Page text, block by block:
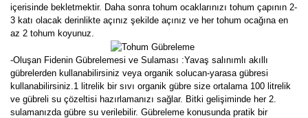
içerisinde bekletmektir. Daha sonra tohum ocaklarınızı tohum çapının 2-
3 katı olacak derinlikte açınız şekilde açınız ve her tohum ocağına en
az 2 tohum koyunuz.
-Oluşan Fidenin Gübrelemesi ve Sulaması :Yavaş salınımlı akıllı
gübrelerden kullanabilirsiniz veya organik solucan-yarasa gübresi
kullanabilirsiniz.1 litrelik bir sıvı organik gübre size ortalama 100 litrelik
ve gübreli su çözeltisi hazırlamanızı sağlar. Bitki gelişiminde her 2.
sulamanızda gübre su verilebilir. Gübreleme konusunda pratik bir